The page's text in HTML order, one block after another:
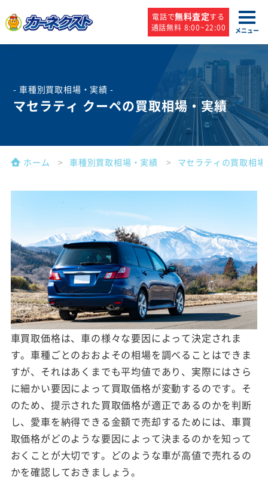
電話で無料査定する
通話無料 8:00~22:00
メニュー
- 車種別買取相場・実績 -
マセラティ クーペの買取相場・実績
ホーム 車種別買取相場・実績 マセラティの買取相
車買取価格は、車の様々な要因によって決定されま
す。車種ごとのおおよその相場を調べることはできま
すが、それはあくまでも平均値であり、実際にはさら
に細かい要因によって買取価格が変動するのです。そ
のため、提示された買取価格が適正であるのかを判断
し、愛車を納得できる金額で売却するためには、車買
取価格がどのような要因によって決まるのかを知って
おくことが大切です。どのような車が高値で売れるの
かを確認しておきましょう。